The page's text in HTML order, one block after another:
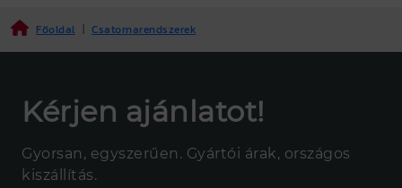
Főoldal | Csatornarendszerek
Kérjen ajánlatot!
Gyorsan, egyszerűen. Gyártói árak, országos
kiszállítás.